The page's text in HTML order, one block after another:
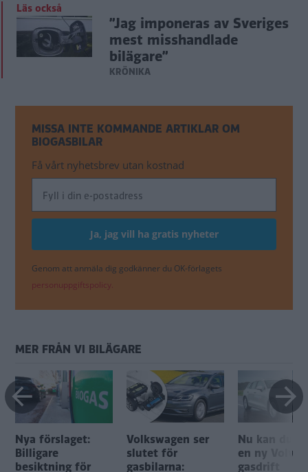
Läs också
”Jag imponeras av Sveriges
mest misshandlade
bilägare”
KRÖNIKA
MISSA INTE KOMMANDE ARTIKLAR OM
BIOGASBILAR
Få vårt nyhetsbrev utan kostnad
Genom att anmäla dig godkänner du OK-förlagets
personuppgiftspolicy.
MER FRÅN VI BILÄGARE
Nya förslaget:
Billigare
besiktning för
Volkswagen ser
slutet för
gasbilarna:
Nu kan du
en ny Volvo
gasdrift